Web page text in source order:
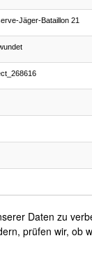
Jäger-Bataillon 21
Daten zu
prüfen wir, ob